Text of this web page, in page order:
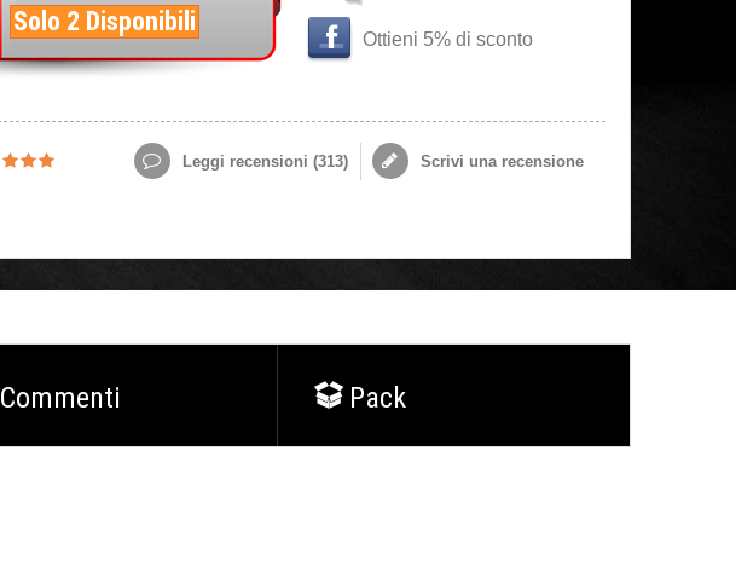
Solo 2 Disponibili
Ottieni 5% di sconto
Leggi recensioni (313) Scrivi una recensione
Commenti Pack